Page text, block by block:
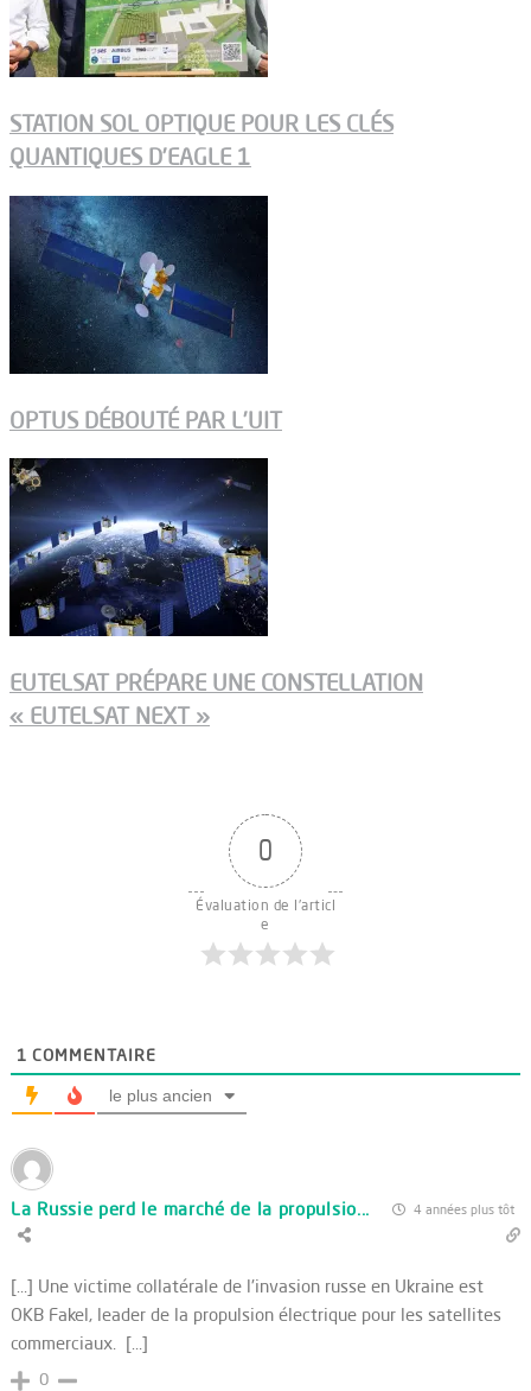
STATION SOL OPTIQUE POUR LES CLÉS
QUANTIQUES D’EAGLE 1
OPTUS DÉBOUTÉ PAR L’UIT
EUTELSAT PRÉPARE UNE CONSTELLATION
« EUTELSAT NEXT »
0
Évaluation de l'articl
e
1 COMMENTAIRE
le plus ancien
La Russie perd le marché de la propulsio... 4 années plus tôt
[…] Une victime collatérale de l'invasion russe en Ukraine est
OKB Fakel, leader de la propulsion électrique pour les satellites
commerciaux. […]
0